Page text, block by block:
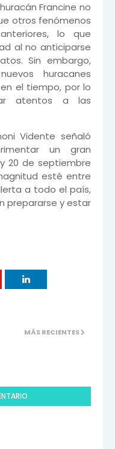
Francine no
otros fenómenos
lo que
al no anticiparse
Sin embargo,
huracanes
el tiempo, por lo
atentos a las
Vidente señaló
un gran
20 de septiembre
esté entre
a todo el país,
prepararse y estar
MÁS RECIENTES